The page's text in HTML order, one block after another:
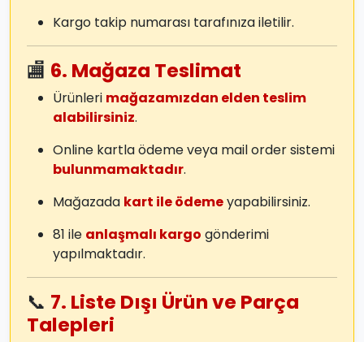
Kargo takip numarası tarafınıza iletilir.
🏬 6. Mağaza Teslimat
Ürünleri mağazamızdan elden teslim
alabilirsiniz.
Online kartla ödeme veya mail order sistemi
bulunmamaktadır.
Mağazada kart ile ödemeyapabilirsiniz.
81 ile anlaşmalı kargo gönderimi
yapılmaktadır.
📞 7. Liste Dışı Ürün ve Parça
Talepleri